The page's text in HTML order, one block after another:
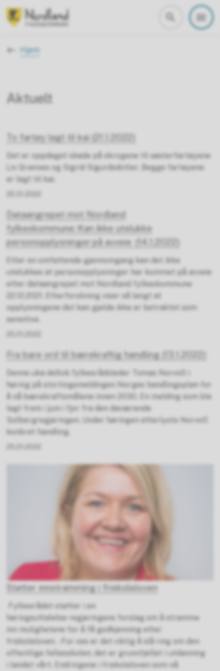
Du er her:
Hjem
Aktuelt
To fartøy lagt til kai (21.1.2022)
Det er oppdaget skade på skrogene til søsterfartøyene
Liv Grannes og Sigrid Sigurdsdotter. Begge fartøyene
er lagt til kai.
Dataangrepet mot Nordland
fylkeskommune: Kan ikke utelukke
personopplysninger på avveie (14.1.2022)
Etter en omfattende gjennomgang kan det ikke
utelukkes at personopplysninger har kommet på avveie
etter dataangrepet mot Nordland fylkeskommune
22.12.2021. Etterforskning viser så langt at
opplysningene det kan gjelde ikke er betraktet som
sensitive.
Fra bare ord til bærekraftig handling (13.1.2022)
Denne uka deltok fylkesrådsleder Tomas Norvoll i
høring på stortingsmeldingen Norges handlingsplan for
å nå bærekraftsmålene innen 2030. En melding som ble
lagt frem i juni i fjor fra den daværende
Solbergregjeringen. Under høringen etterlyste Norvoll
konkret handling.
Støtter innstramming i friskoleloven
Fylkesrådet støtter i en
høringsuttalelse regjeringens forslag om å stramme
inn mulighetene for å få godkjenning etter
friskoleloven. - For oss er det viktig å slå ring om den
offentlige fellesskolen, det er grunnfjellet i utdanning
i landet vårt. Endringene i friskoleloven som nå